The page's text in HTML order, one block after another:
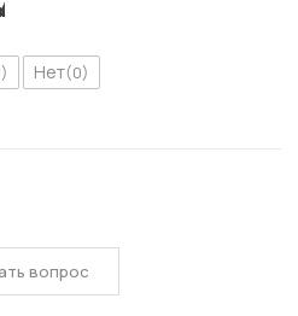
Нет(0)
вопрос